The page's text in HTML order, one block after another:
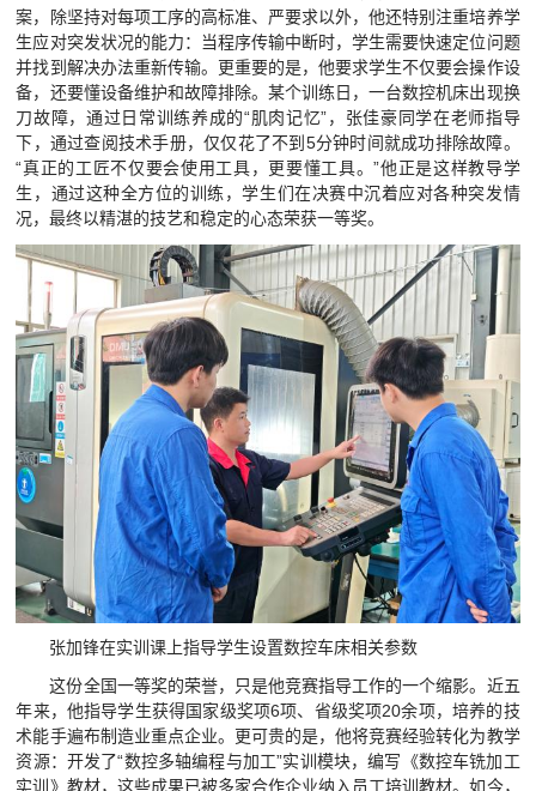
案，除坚持对每项工序的高标准、严要求以外，他还特别注重培养学
生应对突发状况的能力：当程序传输中断时，学生需要快速定位问题
并找到解决办法重新传输。更重要的是，他要求学生不仅要会操作设
备，还要懂设备维护和故障排除。某个训练日，一台数控机床出现换
刀故障，通过日常训练养成的“肌肉记忆”，张佳豪同学在老师指导
下，通过查阅技术手册，仅仅花了不到5分钟时间就成功排除故障。
“真正的工匠不仅要会使用工具，更要懂工具。”他正是这样教导学
生，通过这种全方位的训练，学生们在决赛中沉着应对各种突发情
况，最终以精湛的技艺和稳定的心态荣获一等奖。
张加锋在实训课上指导学生设置数控车床相关参数
这份全国一等奖的荣誉，只是他竞赛指导工作的一个缩影。近五
年来，他指导学生获得国家级奖项6项、省级奖项20余项，培养的技
术能手遍布制造业重点企业。更可贵的是，他将竞赛经验转化为教学
资源：开发了“数控多轴编程与加工”实训模块，编写《数控车铣加工
实训》教材，这些成果已被多家合作企业纳入员工培训教材。如今，